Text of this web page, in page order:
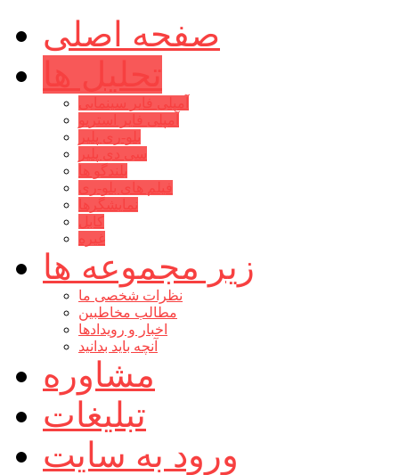
صفحه اصلی
تحلیل ها
آمپلی فایر سینمایی
آمپلی فایر استریو
بلو-ری پلیر
سی دی پلیر
بلندگو ها
فیلم های بلو-ری
نمایشگرها
کابل
غیره
زیر مجموعه ها
نظرات شخصی ما
مطالب مخاطبین
اخبار و رویدادها
آنچه باید بدانید
مشاوره
تبلیغات
ورود به سایت